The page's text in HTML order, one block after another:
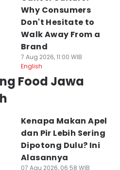
Why Consumers
Don't Hesitate to
Walk Away From a
Brand
7 Aug 2026, 11:00 WIB
English
Food Jawa
Kenapa Makan Apel
dan Pir Lebih Sering
Dipotong Dulu? Ini
Alasannya
07 Agu 2026, 06:58 WIB